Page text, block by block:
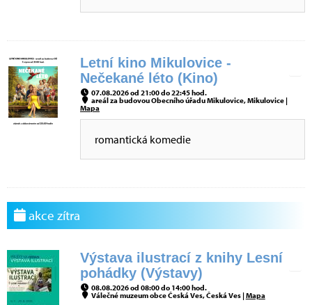
Letní kino Mikulovice -
Nečekané léto (Kino)
07.08.2026 od 21:00 do 22:45 hod.
areál za budovou Obecního úřadu Mikulovice, Mikulovice |
Mapa
romantická komedie
akce zítra
Výstava ilustrací z knihy Lesní
pohádky (Výstavy)
08.08.2026 od 08:00 do 14:00 hod.
Válečné muzeum obce Česká Ves, Česká Ves |Mapa